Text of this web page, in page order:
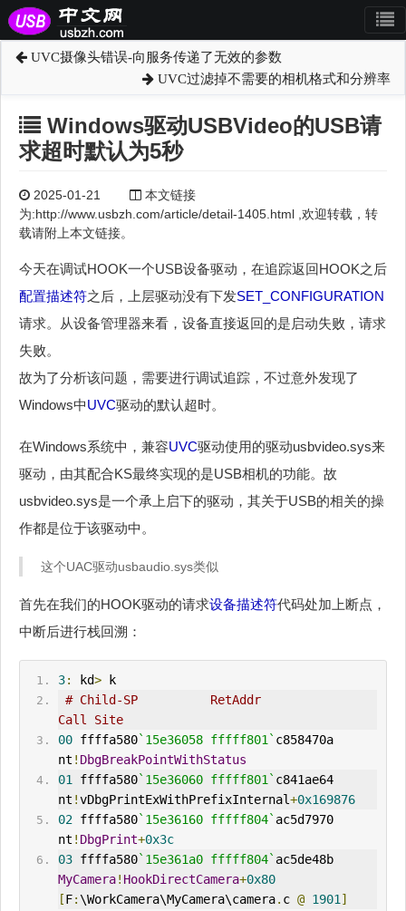
UVC摄像头错误-向服务传递了无效的参数
UVC过滤掉不需要的相机格式和分辨率
Windows驱动USBVideo的USB请
求超时默认为5秒
2025-01-21
本文链接
为:http://www.usbzh.com/article/detail-1405.html ,欢迎转载，转
载请附上本文链接。
今天在调试HOOK一个USB设备驱动，在追踪返回HOOK之后
配置描述符之后，上层驱动没有下发SET_CONFIGURATION
请求。从设备管理器来看，设备直接返回的是启动失败，请求
失败。
故为了分析该问题，需要进行调试追踪，不过意外发现了
Windows中UVC驱动的默认超时。
在Windows系统中，兼容UVC驱动使用的驱动usbvideo.sys来
驱动，由其配合KS最终实现的是USB相机的功能。故
usbvideo.sys是一个承上启下的驱动，其关于USB的相关的操
作都是位于该驱动中。
这个UAC驱动usbaudio.sys类似
首先在我们的HOOK驱动的请求设备描述符代码处加上断点，
中断后进行栈回溯：
3: kd> k
# Child-SP          RetAddr
Call Site
00 ffffa580`15e36058 fffff801` c858470a
nt ! DbgBreakPointWithStatus
01
ffffa580`15e36060 fffff801` c841ae64
nt !vDbgPrintExWithPrefixInternal+0x169876
02 ffffa580`15e36160 fffff804` ac5d7970
nt ! DbgPrint+0x3c
03 ffffa580`15e361a0 fffff804`
ac5de48b
MyCamera! HookDirectCamera+0x80
[F:\WorkCamera\MyCamera\camera. c @ 1901 ]